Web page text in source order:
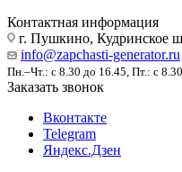
Контактная информация
г. Пушкино, Кудринское
info@zapchasti-generator.ru
Пн.–Чт.: с 8.30 до 16.45, Пт.: с
Заказать звонок
Вконтакте
Telegram
Яндекс.Дзен